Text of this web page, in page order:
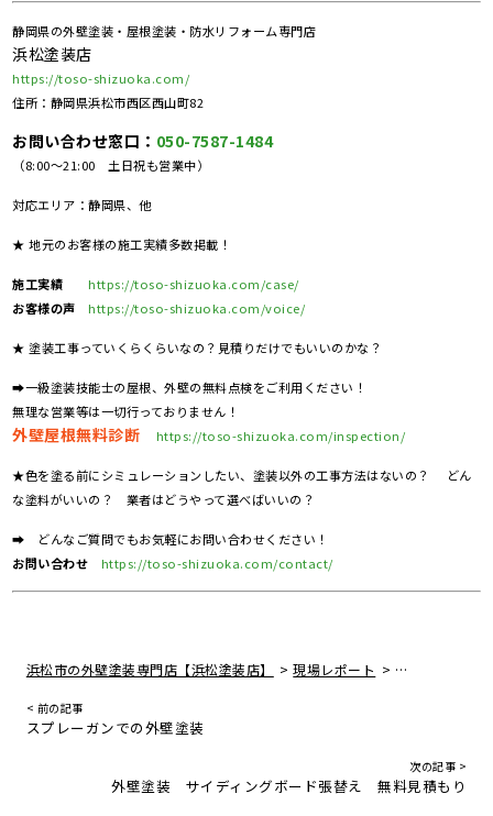
静岡県の外壁塗装・屋根塗装・防水リフォーム専門店
浜松塗装店
https://toso-shizuoka.com/
住所：静岡県浜松市西区西山町82
お問い合わせ窓口： 050-7587-1484
（8:00～21:00 土日祝も営業中）
対応エリア：静岡県、他
★ 地元のお客様の施工実績多数掲載！
施工実績
https://toso-shizuoka.com/case/
お客様の声
https://toso-shizuoka.com/voice/
★ 塗装工事っていくらくらいなの？見積りだけでもいいのかな？
➡一級塗装技能士の屋根、外壁の無料点検をご利用ください！
無理な営業等は一切行っておりません！
外壁屋根無料診断 https://toso-shizuoka.com/inspection/
★色を塗る前にシミュレーションしたい、塗装以外の工事方法はないの？ どん
な塗料がいいの？ 業者はどうやって選べばいいの？
➡ どんなご質問でもお気軽にお問い合わせください！
お問い合わせ
https://toso-shizuoka.com/contact/
浜松市の外壁塗装専門店【浜松塗装店】 >現場レポート > コーキングの
< 前の記事
スプレーガンでの外壁塗装
次の記事 >
外壁塗装 サイディングボード張替え 無料見積もり